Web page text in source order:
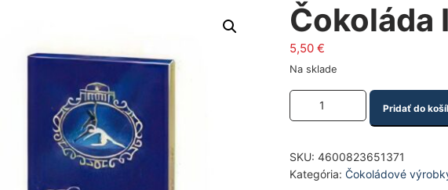
Čokoláda
5,50 €
Na sklade
Množstvo produktu
Pridať do
SKU: 4600823651371
Kategória: Čokoládové